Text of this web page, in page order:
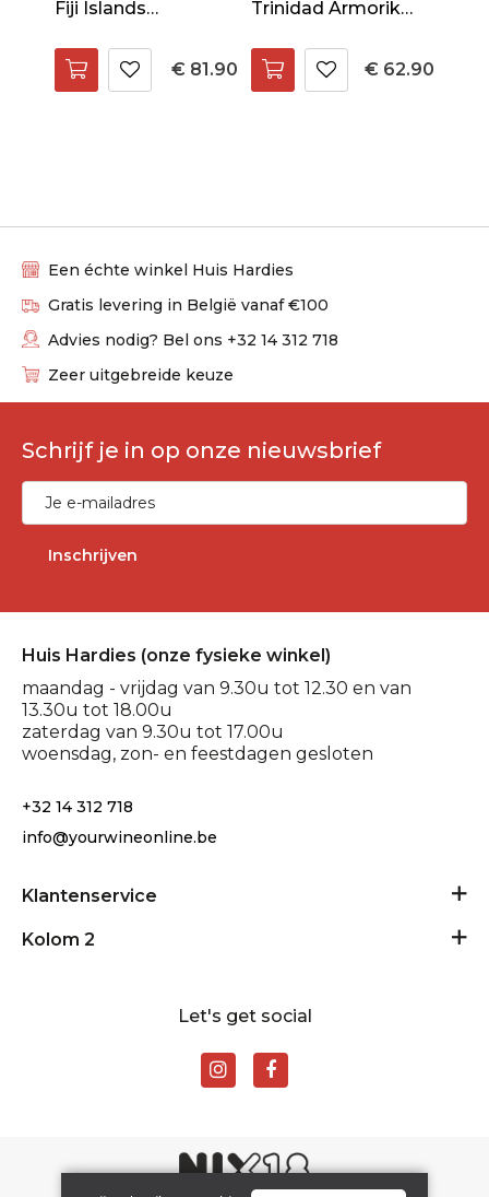
Fiji Islands
Whisky Cask
€ 81.90
Trinidad Armorik
€ 62.90
Een échte winkel Huis Hardies
Gratis levering in België vanaf €100
Advies nodig? Bel ons +32 14 312 718
Zeer uitgebreide keuze
Schrijf je in op onze nieuwsbrief
Inschrijven
Huis Hardies (onze fysieke winkel)
maandag - vrijdag van 9.30u tot 12.30 en van
13.30u tot 18.00u
zaterdag van 9.30u tot 17.00u
woensdag, zon- en feestdagen gesloten
+32 14 312 718
info@yourwineonline.be
Klantenservice
Algemene voorwaarden
Kolom 2
Rondplein 11 - 2400 Mol
Let's get social